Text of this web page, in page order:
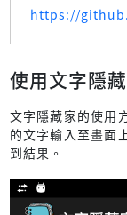
https://
使用文字隱
文字隱藏家的使用
的文字輸入至畫面
到結果。